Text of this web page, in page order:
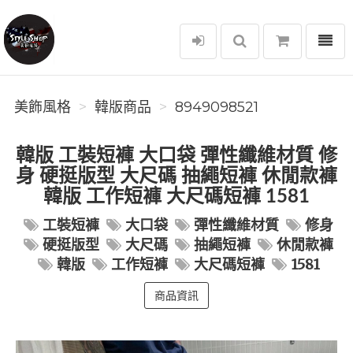
美飾風格
選單
美飾風格 韓版商品 8949098521
韓版 工裝短褲 大口袋 彈性纖維材質 修
身 硬挺版型 大尺碼 抽繩短褲 休閒款褲
韓版 工作短褲 大尺碼短褲 1581
工裝短褲 大口袋 彈性纖維材質
修身
硬挺版型
大尺碼 抽繩短褲
休閒款褲
韓版
工作短褲 大尺碼短褲 1581
商品資訊